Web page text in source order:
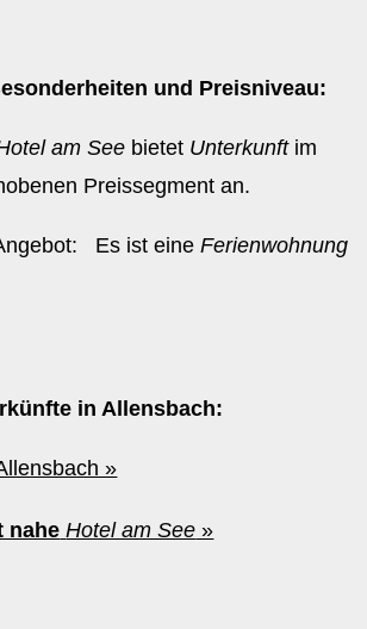
und Preisniveau:
am See bietet Unterkunftim
Preissegment an.
Es ist eineFerienwohnung
in Allensbach:
»
nahe Hotel am See »